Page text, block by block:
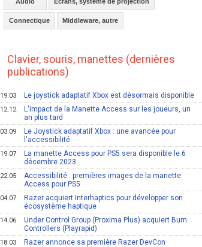
Connectique Middleware, autre
Clavier, souris, manettes (dernières
publications)
19.03 Le joystick adaptatif Xbox est désormais disponible
12.12
L'impact de la Manette Access sur les joueurs, un
an plus tard
03.09
Le Joystick adaptatif Xbox : une avancée pour
l'accessibilité
19.07
La manette Access pour PS5 sera disponible le 6
décembre 2023
22.05
Accessibilité : premières images de la manette
Access pour PS5
04.07
Razer acquiert Interhaptics pour développer son
écosystème haptique
14.06
Under Control Group (Proxima Plus) acquiert Burn
Controllers (Playrapid)
18.03 Razer annonce sa première Razer DevCon